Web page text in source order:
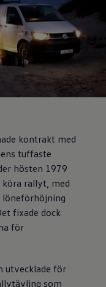
kontrakt med
tuffaste
hösten 1979
rallyt, med
fixade dock
för
utvecklade för
som